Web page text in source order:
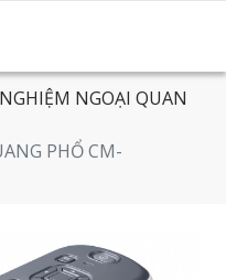
NGOẠI QUAN
PHỔ CM-